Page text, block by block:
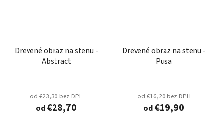
Drevené obraz na stenu -
Abstract
od €23,30 bez DPH
od€28,70
Drevené obraz na stenu -
Pusa
od €16,20 bez DPH
od€19,90